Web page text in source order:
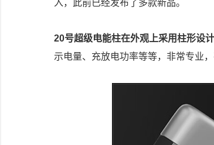
入，此前已经发布了多款新品。
20号超级电能柱在外观上采用柱形设
示电量、充放电功率等等，非常专业